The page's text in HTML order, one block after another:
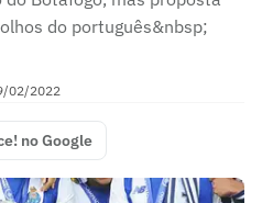
do português&nbsp;
02/2022
no Google